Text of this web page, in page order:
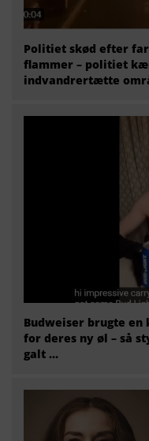
Politiet skød efter
flammer – politiet
indvandrertætte
Budweiser brugte
for deres ny øl – så
galt …